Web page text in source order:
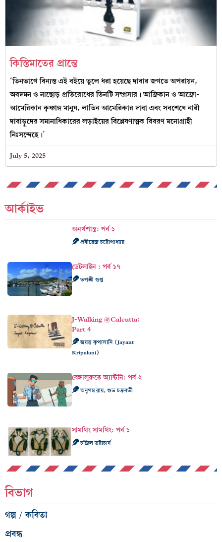
কিস্তিমাতের প্রান্তে
‘তিনভাগে বিন্যস্ত এই বইয়ে তুলে ধরা হয়েছে দাবার জগতে অপরায়ন,
অবদমন ও নাছোড় প্রতিরোধের তিনটি সম্প্রসার। আফ্রিকান ও আফ্রো-
আমেরিকান কৃষ্ণাঙ্গ মানুষ, লাতিন আমেরিকার দাবা এবং সবশেষে নারী
দাবাড়ুদের সমানাধিকারের লড়াইয়ের বিশ্লেষণাত্মক বিবরণ মনোগ্রাহী
নিঃসন্দেহে।’
July 5, 2025
আর্কাইভ
অনর্থশাস্ত্র: পর্ব ১
প্রবীরেন্দ্র চট্টোপাধ্যায়
ডেটলাইন : পর্ব ১৭
তপশ্রী গুপ্ত
J-Walking @Calcutta:
Part 4
জয়ন্ত কৃপালানি (Jayant
Kripalani)
বেঙ্গালুরুতে অ্যান্টনি: পর্ব ২
অনুপম রায়, শুভ চক্রবর্তী
সামথিং সামথিং: পর্ব ১
চন্দ্রিল ভট্টাচার্য
বিভাগ
গল্প / কবিতা
প্রবন্ধ